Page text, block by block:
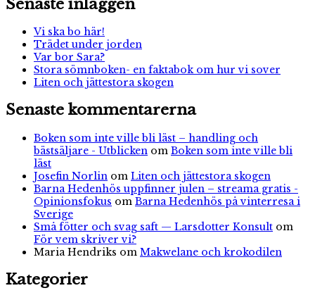
Senaste inläggen
Vi ska bo här!
Trädet under jorden
Var bor Sara?
Stora sömnboken- en faktabok om hur vi sover
Liten och jättestora skogen
Senaste kommentarerna
Boken som inte ville bli läst – handling och
bästsäljare - Utblicken om Boken som inte ville bli
läst
Josefin Norlin om Liten och jättestora skogen
Barna Hedenhös uppfinner julen – streama gratis -
Opinionsfokus om Barna Hedenhös på vinterresa i
Sverige
Små fötter och svag saft — Larsdotter Konsult om
För vem skriver vi?
Maria Hendriks om Makwelane och krokodilen
Kategorier